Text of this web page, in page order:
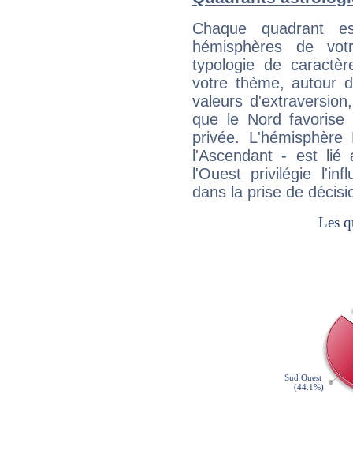
Chaque quadrant
hémisphères de
typologie de
votre thème, autour
valeurs
que le Nord favorise
privée.
l'Ascendant - est
l'Ouest privilégie
dans la prise de